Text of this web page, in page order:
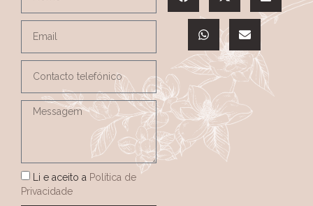
Li e aceito a Política de
Privacidade